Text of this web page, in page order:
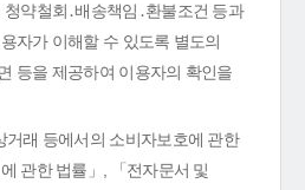
약철회․배송책임․환불조건 등과
자가 이해할 수 있도록 별도의
등을 제공하여 이용자의 확인을
거래 등에서의 소비자보호에 관한
관한 법률」, 「전자문서 및